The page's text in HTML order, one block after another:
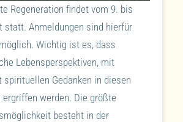
Regeneration findet vom 9. bis
statt. Anmeldungen sind hierfür
Wichtig ist es, dass
Lebensperspektiven, mit
spirituellen Gedanken in diesen
ergriffen werden. Die größte
besteht in der